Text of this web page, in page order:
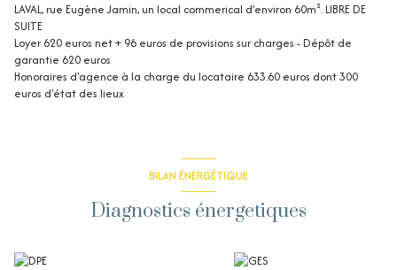
LAVAL, rue Eugène Jamin, un local commerical d'environ 60m². LIBRE DE
SUITE
Loyer 620 euros net + 96 euros de provisions sur charges - Dépôt de
garantie 620 euros
Honoraires d'agence à la charge du locataire 633.60 euros dont 300
euros d'état des lieux
BILAN ÉNERGÉTIQUE
Diagnostics énergetiques